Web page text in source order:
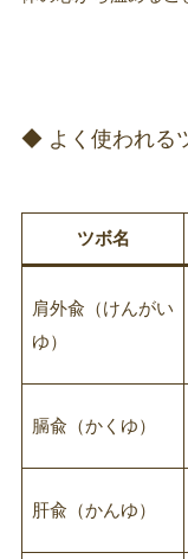
◆ よく使われる
ツボ名
肩外兪（けんがい
ゆ）
膈兪（かくゆ）
肝兪（かんゆ）